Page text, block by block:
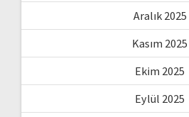
Aralık 2025
Kasım 2025
Ekim 2025
Eylül 2025